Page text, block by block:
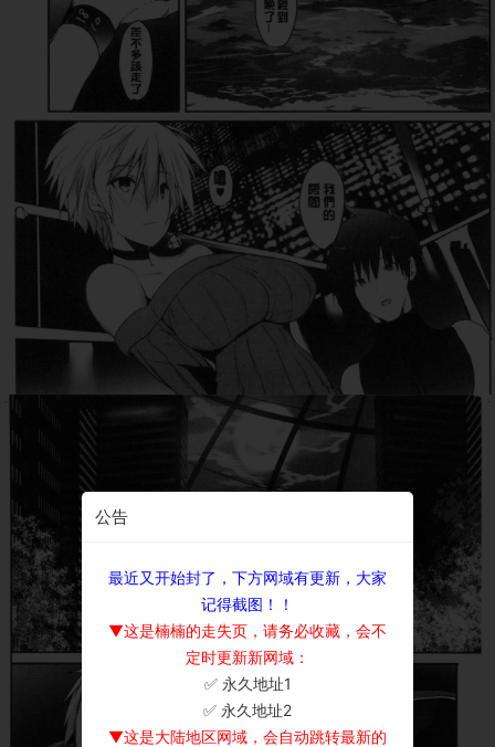
公告
最近又开始封了，下方网域有更新，大家
记得截图！！
▼这是楠楠的走失页，请务必收藏，会不
定时更新新网域：
✅ 永久地址1
✅ 永久地址2
▼这是大陆地区网域，会自动跳转最新的